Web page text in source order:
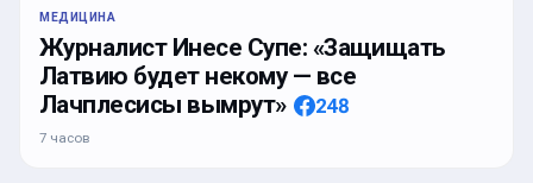
МЕДИЦИНА
Журналист Инесе Супе: «Защищать
Латвию будет некому — все
Лачплесисы вымрут»
248
7 часов